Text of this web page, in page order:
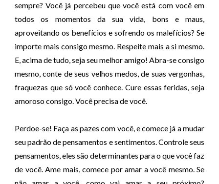
sempre? Você já percebeu que você está com você em
todos os momentos da sua vida, bons e maus,
aproveitando os benefícios e sofrendo os malefícios? Se
importe mais consigo mesmo. Respeite mais a si mesmo.
E, acima de tudo, seja seu melhor amigo! Abra-se consigo
mesmo, conte de seus velhos medos, de suas vergonhas,
fraquezas que só você conhece. Cure essas feridas, seja
amoroso consigo. Você precisa de você.
Perdoe-se! Faça as pazes com você, e comece já a mudar
seu padrão de pensamentos e sentimentos. Controle seus
pensamentos, eles são determinantes para o que você faz
de você. Ame mais, comece por amar a você mesmo. Se